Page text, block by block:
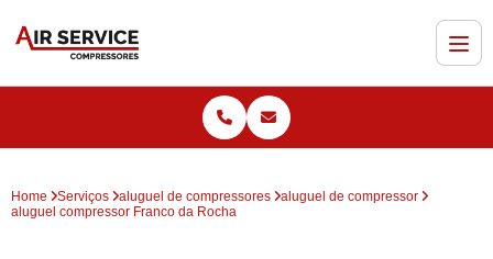
Home Serviços aluguel de compressores
aluguel de compressor
aluguel compressor Franco da Rocha